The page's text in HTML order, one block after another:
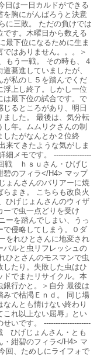
日は一日カルドができる
を胸にがんばろうと決意
に三敗。 ただの負けでは
す。木曜日から数える
最下位になるために生ま
はありません。。。＞
もう一戦。 その時も、４
驀進していましたが、
が私のＬ５を踏んでくだ
浮上し終了。しかし一位
は最下位の試合です。で
るところがあり、明日
ました。 最後は、気分転
年。ムムリクさんの制
したがなんとか２位終
来てきたような気がしま
細メモです。 ----------------
戦 ｈｓｕさん・ひげじ
碧のフィラ</H4> マップ
ょんさんのバリアーに焼
らまき。 こちらも改良火
ひげじょんさんのウィザ
ーで虫一点どりを受け
ーを踏んでしまい、うっ
で侵略してしまう。０ダ
をれひとさんに地変され
バルと虫リフレッシュの
ひとさんのモスマンで虫
したり。失敗した虫はひ
ドでまたリサイクル。本
銀行かと。＞自分 最後は
みで枯渇Ｅｎｄ。 同じ場
んとも情けない終わり
これ以上ない屈辱」とい
いです。 --------------------
ひげじょんさん・とも
・紺碧のフィラ</H4> マ
回、ためしにライフォで